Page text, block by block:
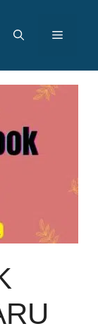
Menu